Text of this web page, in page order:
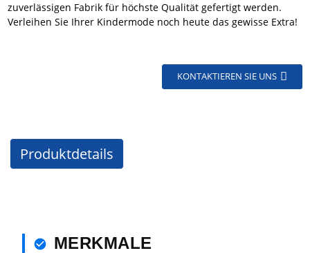
zuverlässigen Fabrik für höchste Qualität gefertigt werden.
Verleihen Sie Ihrer Kindermode noch heute das gewisse Extra!
KONTAKTIEREN SIE UNS
Produktdetails
MERKMALE